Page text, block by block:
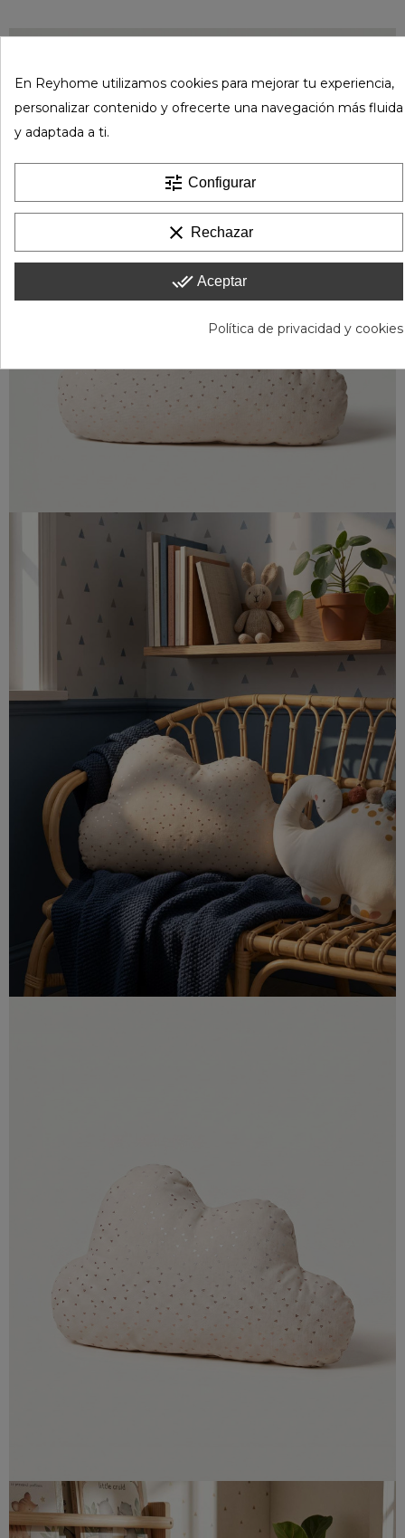
En Reyhome utilizamos cookies para mejorar tu experiencia,
personalizar contenido y ofrecerte una navegación más fluida
y adaptada a ti.
tune Configurar
clear Rechazar
done_all Aceptar
Política de privacidad y cookies